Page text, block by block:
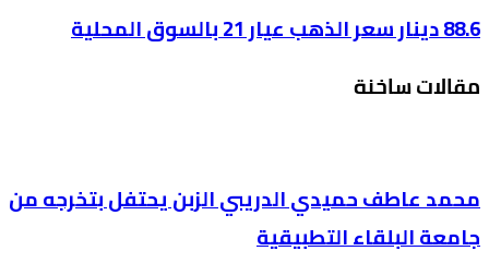
88.6 دينار سعر الذهب عيار 21 بالسوق المحلية
مقالات ساخنة
محمد عاطف حميدي الدريبي الزبن يحتفل بتخرجه من
جامعة البلقاء التطبيقية